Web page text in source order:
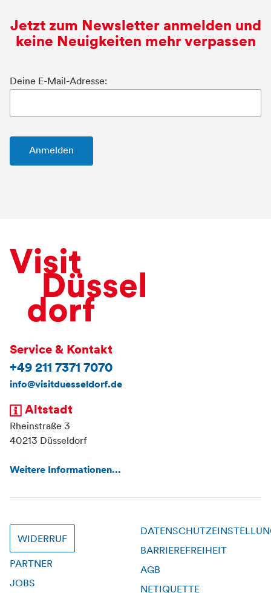
Jetzt zum Newsletter anmelden und
keine Neuigkeiten mehr verpassen
Deine E-Mail-Adresse:
Service & Kontakt
+49 211 7371 7070
info@visitduesseldorf.de
Altstadt
Rheinstraße 3
40213 Düsseldorf
Weitere Informationen...
WIDERRUF
PARTNER
JOBS
BARRIEREFREIHEIT
AGB
NETIQUETTE